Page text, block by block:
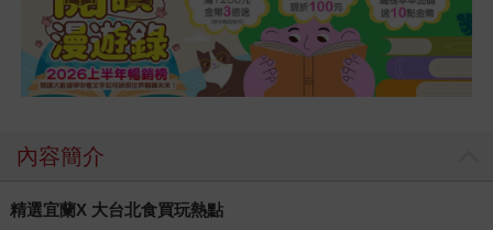
內容簡介
精選宜蘭X 大台北食買玩熱點